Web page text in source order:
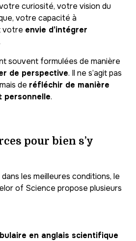
curiosité, votre vision du
votre capacité à
votre envie d’intégrer
souvent formulées de manière
de perspective. Il ne s’agit pas
de réfléchir de manière
personnelle.
pour bien s’y
les meilleures conditions, le
of Science propose plusieurs
en anglais scientifique